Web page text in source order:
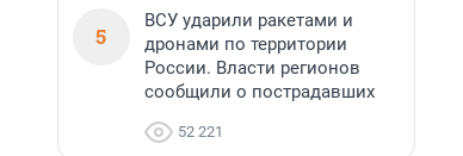
5
ВСУ ударили ракетами и
дронами по территории
России. Власти регионов
сообщили о пострадавших
52 221